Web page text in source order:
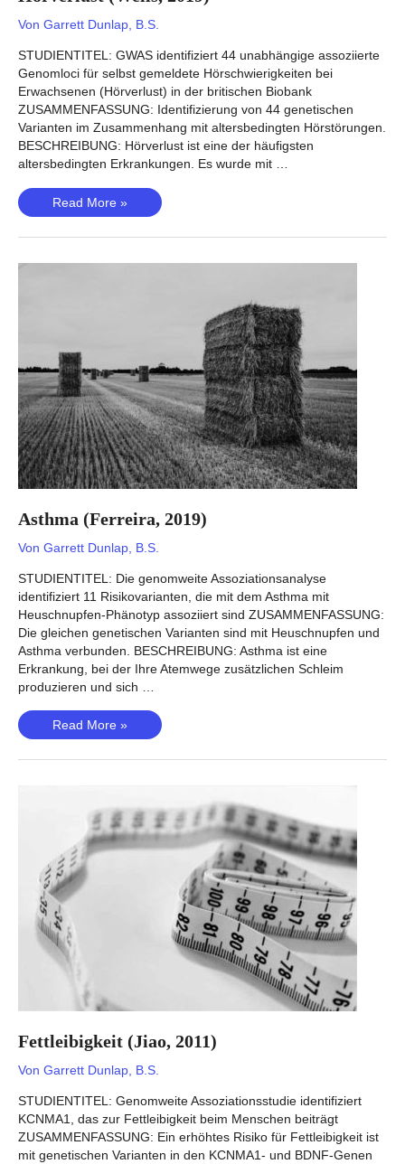
Von Garrett Dunlap, B.S.
STUDIENTITEL: GWAS identifiziert 44 unabhängige assoziierte
Genomloci für selbst gemeldete Hörschwierigkeiten bei
Erwachsenen (Hörverlust) in der britischen Biobank
ZUSAMMENFASSUNG: Identifizierung von 44 genetischen
Varianten im Zusammenhang mit altersbedingten Hörstörungen.
BESCHREIBUNG: Hörverlust ist eine der häufigsten
altersbedingten Erkrankungen. Es wurde mit …
Hörverlust
(Wells,
2019)
Read More »
Asthma (Ferreira, 2019)
Von Garrett Dunlap, B.S.
STUDIENTITEL: Die genomweite Assoziationsanalyse
identifiziert 11 Risikovarianten, die mit dem Asthma mit
Heuschnupfen-Phänotyp assoziiert sind ZUSAMMENFASSUNG:
Die gleichen genetischen Varianten sind mit Heuschnupfen und
Asthma verbunden. BESCHREIBUNG: Asthma ist eine
Erkrankung, bei der Ihre Atemwege zusätzlichen Schleim
produzieren und sich …
Asthma
(Ferreira,
2019)
Read More »
Fettleibigkeit (Jiao, 2011)
Von Garrett Dunlap, B.S.
STUDIENTITEL: Genomweite Assoziationsstudie identifiziert
KCNMA1, das zur Fettleibigkeit beim Menschen beiträgt
ZUSAMMENFASSUNG: Ein erhöhtes Risiko für Fettleibigkeit ist
mit genetischen Varianten in den KCNMA1- und BDNF-Genen